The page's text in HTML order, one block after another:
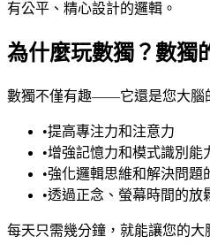
有公平、精心設計的邏輯。
為什麼玩數獨？數獨
數獨不僅有趣——它還是您大腦
•提高專注力和注意力
•增強記憶力和模式識別能
•強化邏輯思維和解決問題
•透過正念、螢幕時間的放
每天只需幾分鐘，就能讓您的大